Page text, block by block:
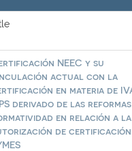
NEEC y su
actual con la
en materia de
derivado de las
en relación a
de certificación